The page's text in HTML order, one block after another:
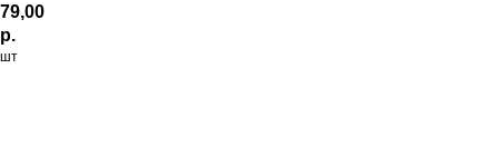
79,00
р.
шт